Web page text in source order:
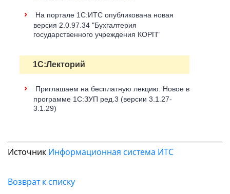
›
На портале 1С:ИТС опубликована новая
версия 2.0.97.34 "Бухгалтерия
государственного учреждения КОРП"
1С:Лекторий
›
Приглашаем на бесплатную лекцию: Новое в
программе 1С:ЗУП ред.3 (версии 3.1.27-
3.1.29)
Источник Информационная система ИТС
Возврат к списку